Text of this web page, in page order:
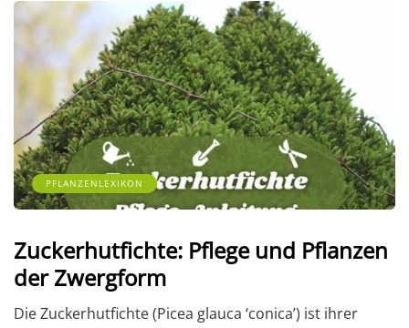
PFLANZENLEXIKON
Zuckerhutfichte: Pflege und Pflanzen
der Zwergform
Die Zuckerhutfichte (Picea glauca ‘conica’) ist ihrer